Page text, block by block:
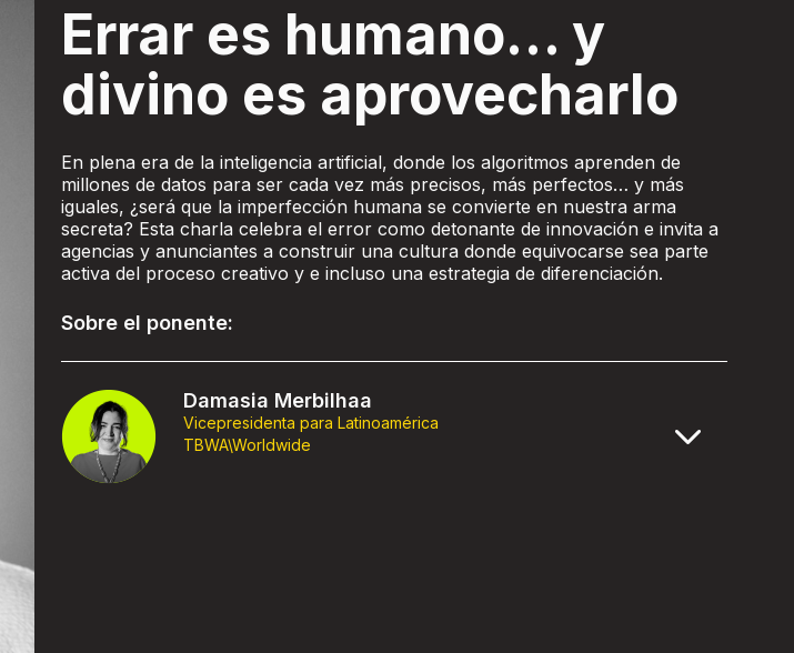
Errar es humano… y
divino es aprovecharlo
En plena era de la inteligencia artificial, donde los algoritmos aprenden de
millones de datos para ser cada vez más precisos, más perfectos… y más
iguales, ¿será que la imperfección humana se convierte en nuestra arma
secreta? Esta charla celebra el error como detonante de innovación e invita a
agencias y anunciantes a construir una cultura donde equivocarse sea parte
activa del proceso creativo y e incluso una estrategia de diferenciación.
Sobre el ponente:
Damasia Merbilhaa
Vicepresidenta para Latinoamérica
TBWA\Worldwide